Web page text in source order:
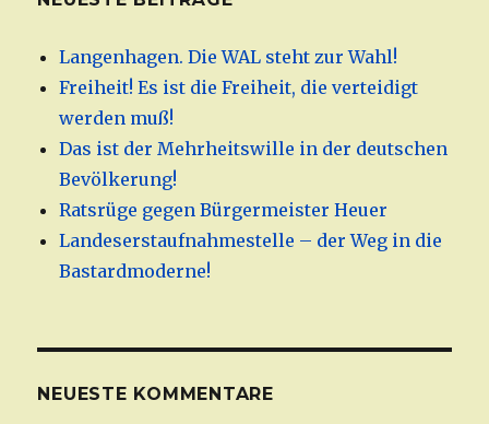
Langenhagen. Die WAL steht zur Wahl!
Freiheit! Es ist die Freiheit, die verteidigt
werden muß!
Das ist der Mehrheitswille in der deutschen
Bevölkerung!
Ratsrüge gegen Bürgermeister Heuer
Landeserstaufnahmestelle – der Weg in die
Bastardmoderne!
NEUESTE KOMMENTARE